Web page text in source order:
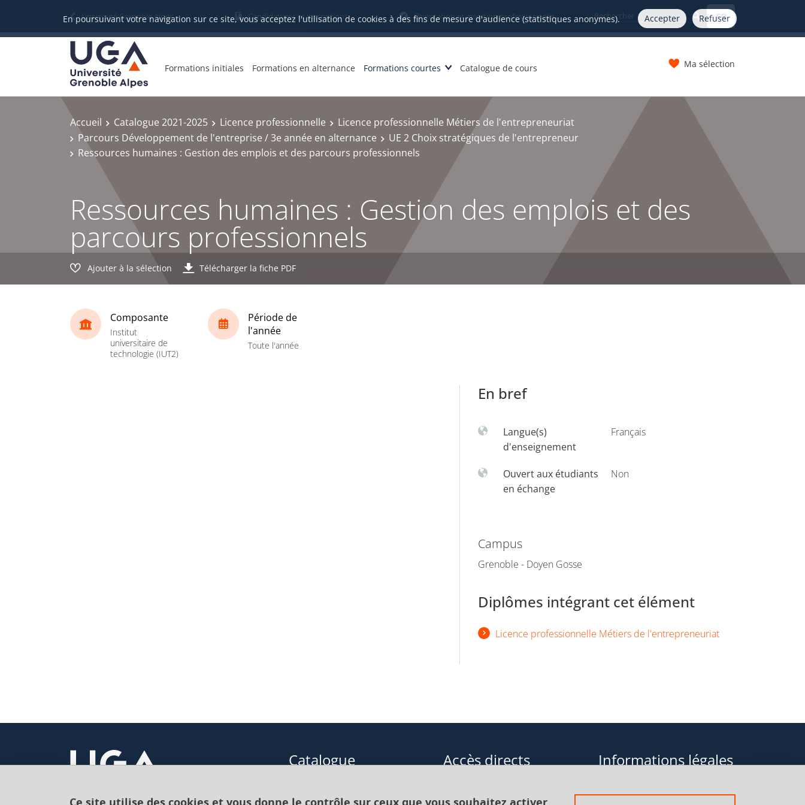
En poursuivant votre navigation sur ce site, vous acceptez l'utilisation de cookies à des fins de mesure d'audience (statistiques anonymes). Accepter Refuser
Université Grenoble Alpes Candidatures et inscriptions Orientation et insertion professionnelle FR
Formations initiales Formations en alternance Formations courtes Catalogue de cours Ma sélection
Accueil Catalogue 2021-2025 Licence professionnelle
Licence professionnelle Métiers de l'entrepreneuriat
Parcours Développement de l'entreprise / 3e année en alternance
UE 2 Choix stratégiques de l'entrepreneur
Ressources humaines : Gestion des emplois et des parcours professionnels
Ressources humaines : Gestion des emplois et des
parcours professionnels
Ajouter à la sélection Télécharger la fiche PDF
Composante
Institut
universitaire de
technologie (IUT2)
Période de
l'année
Toute l'année
En bref
Langue(s)
d'enseignement
Français
Ouvert aux étudiants
en échange
Non
Campus
Grenoble - Doyen Gosse
Diplômes intégrant cet élément
Licence professionnelle Métiers de l'entrepreneuriat
Catalogue Accès directs Informations légales